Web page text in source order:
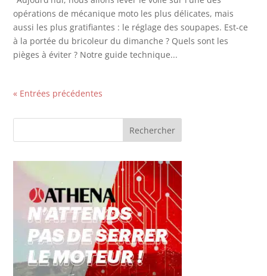
opérations de mécanique moto les plus délicates, mais
aussi les plus gratifiantes : le réglage des soupapes. Est-ce
à la portée du bricoleur du dimanche ? Quels sont les
pièges à éviter ? Notre guide technique...
« Entrées précédentes